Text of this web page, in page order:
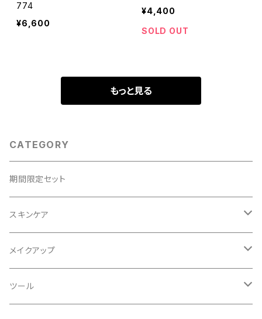
774
¥6,600
¥4,400
SOLD OUT
もっと見る
CATEGORY
期間限定セット
スキンケア
乳液・クリーム
化粧水
メイクアップ
ベース
ツール